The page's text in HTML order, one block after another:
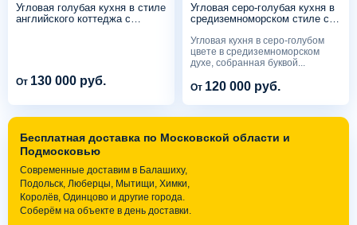
Угловая голубая кухня в стиле
английского коттеджа с
От 130 000 руб.
Угловая серо-голубая кухня в
средиземноморском стиле с
Угловая кухня в серо-голубом
цвете в средиземноморском
духе, собранная буквой...
От 120 000 руб.
Бесплатная доставка по Московской области и
Подмосковью
Современные доставим в Балашиху,
Подольск, Люберцы, Мытищи, Химки,
Королёв, Одинцово и другие города.
Соберём на объекте в день доставки.